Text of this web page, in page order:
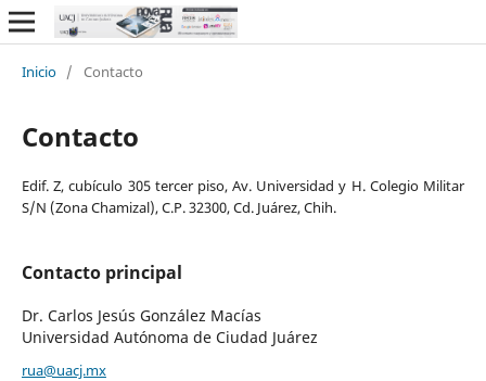
Inicio / Contacto
Contacto
Edif. Z, cubículo 305 tercer piso, Av. Universidad y H. Colegio Militar
S/N (Zona Chamizal), C.P. 32300, Cd. Juárez, Chih.
Contacto principal
Dr. Carlos Jesús González Macías
Universidad Autónoma de Ciudad Juárez
rua@uacj.mx